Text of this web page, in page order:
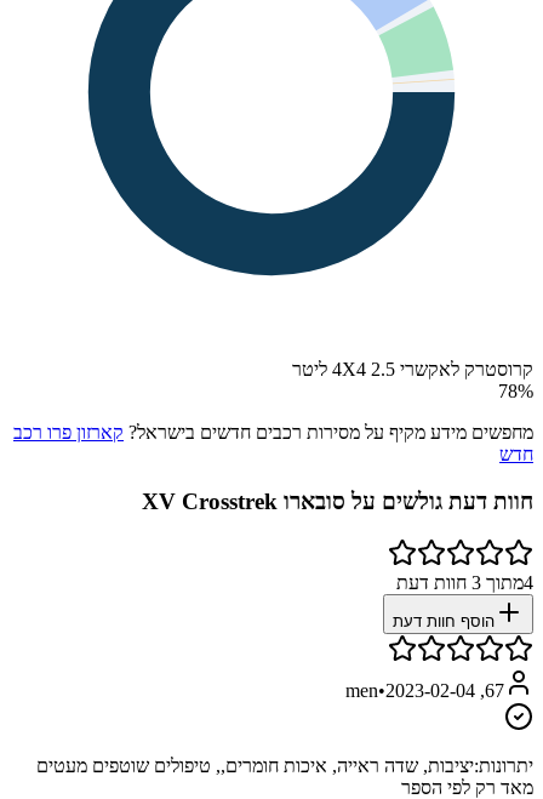
קרוסטרק לאקשרי 4X4 2.5 ליטר
78%
מחפשים מידע מקיף על מסירות רכבים חדשים בישראל? קארזון פרו רכב
חדש
חוות דעת גולשים על סובארו XV Crosstrek
4מתוך 3 חוות דעת
הוסף חוות דעת
67, men
•2023-02-04
יתרונות:יציבות, שדה ראייה, איכות חומרים,, טיפולים שוטפים מעטים
מאד רק לפי הספר